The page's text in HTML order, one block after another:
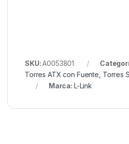
SKU:A0053801
Torres ATX con Fuente Torres
Marca: L-Link